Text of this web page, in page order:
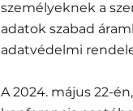
személyeknek a
adatok szabad
adatvédelmi
A 2024. május 22-